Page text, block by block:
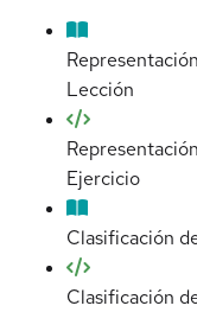
Lección
Ejercicio
Clasificación
Clasificación